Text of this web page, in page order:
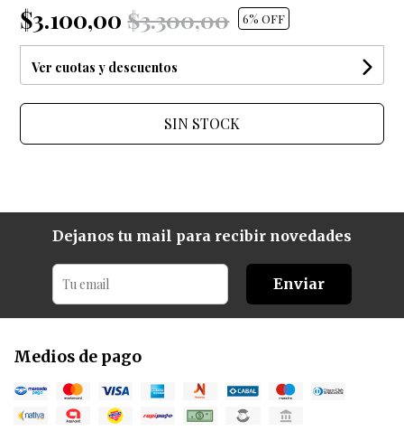
$3.100,00$3.300,00 6% OFF
Ver cuotas y descuentos
SIN STOCK
Dejanos tu mail para recibir novedades
Enviar
Medios de pago